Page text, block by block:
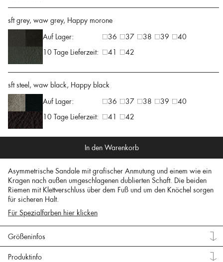
sft grey, waw grey, Happy morone
Auf Lager:
36 37 38 39
40
10 Tage Lieferzeit:
41 42
sft steel, waw black, Happy black
Auf Lager:
36 37 38 39
40
10 Tage Lieferzeit:
41 42
In den Warenkorb
Asymmetrische Sandale mit grafischer Anmutung und einem wie ein
Kragen nach außen umgeschlagenen dublierten Schaft. Die beiden
Riemen mit Klettverschluss über dem Fuß und um den Knöchel sorgen
für sicheren Halt.
Für Spezialfarben hier klicken
Größeninfos
Produktinfo